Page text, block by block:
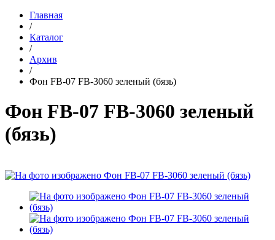
Главная
/
Каталог
/
Архив
/
Фон FB-07 FB-3060 зеленый (бязь)
Фон FB-07 FB-3060 зеленый
(бязь)